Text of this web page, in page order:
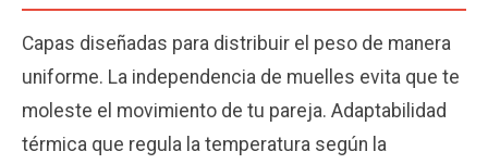
Capas diseñadas para distribuir el peso de manera
uniforme. La independencia de muelles evita que te
moleste el movimiento de tu pareja. Adaptabilidad
térmica que regula la temperatura según la